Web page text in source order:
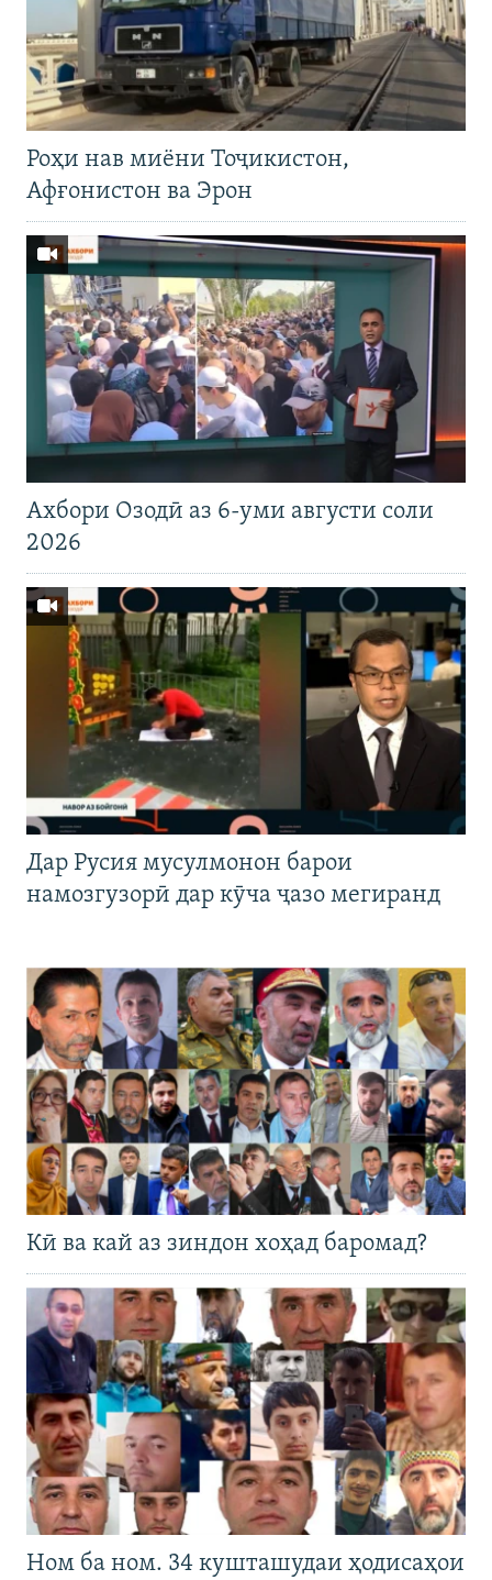
Роҳи нав миёни Тоҷикистон,
Афғонистон ва Эрон
Ахбори Озодӣ аз 6-уми августи соли
2026
Дар Русия мусулмонон барои
намозгузорӣ дар кӯча ҷазо мегиранд
Кӣ ва кай аз зиндон хоҳад баромад?
Ном ба ном. 34 кушташудаи ҳодисаҳои